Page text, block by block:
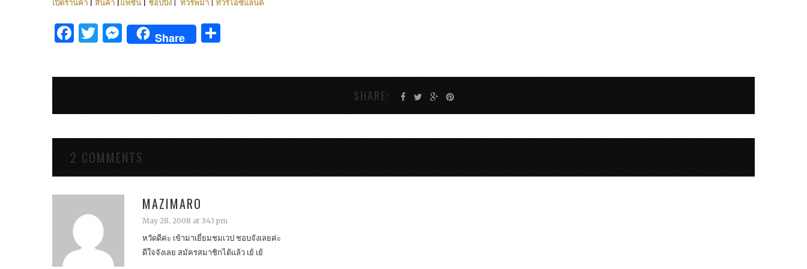
เปิดร้านค้า
สินค้า แฟชั่น ช้อปปิ้ง ทัวร์พม่า ทัวร์ไอซ์แลนด์
Facebook
Twitter
Messenger
Share
SHARE:
2 COMMENTS
MAZIMARO
May 28, 2008 at 3:43 pm
หวัดดีค่ะ เข้ามาเยี่ยมชมเวป ชอบจังเลยค่ะ
ดีใจจังเลย สมัครสมาชิกได้แล้ว เย้ เย้